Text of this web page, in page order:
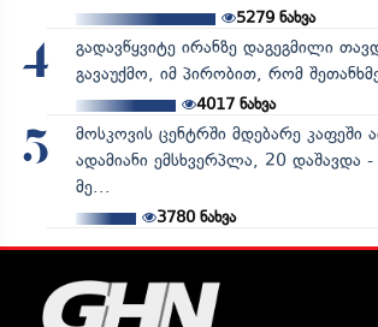
5279ნახვა
4
გადავწყვიტე ირანზე დაგეგმილი
გავაუქმო, იმ პირობით, რომ
4017ნახვა
5
მოსკოვის ცენტრში მდებარე კაფეში
ადამიანი ემსხვერპლა, 20 დაშავდა
მე...
3780ნახვა